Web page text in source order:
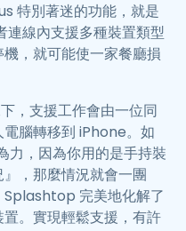
特別著迷的功能，就是
線內支援多種裝置類型
，就可能使一家餐廳損
，支援工作會由一位同
腦轉移到 iPhone。如
力，因為你用的是手持裝
，那麼情況就會一團
Splashtop 完美地化解了
。實現輕鬆支援，有許